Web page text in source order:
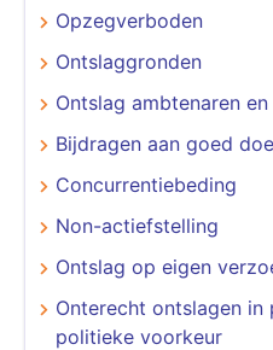
Opzegverboden
Ontslaggronden
Ontslag ambtenaren
Bijdragen aan goed
Concurrentiebeding
Non-actiefstelling
Ontslag op eigen
Onterecht ontslagen
politieke voorkeur